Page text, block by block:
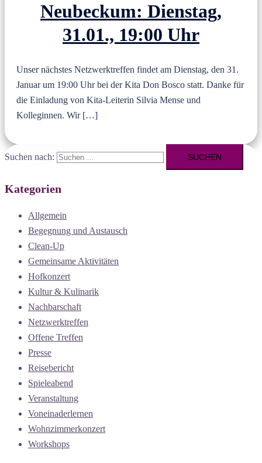
Neubeckum: Dienstag,
31.01., 19:00 Uhr
Unser nächstes Netzwerktreffen findet am Dienstag, den 31.
Januar um 19:00 Uhr bei der Kita Don Bosco statt. Danke für
die Einladung von Kita-Leiterin Silvia Mense und
Kolleginnen. Wir […]
Suchen nach:
Kategorien
Allgemein
Begegnung und Austausch
Clean-Up
Gemeinsame Aktivitäten
Hofkonzert
Kultur & Kulinarik
Nachbarschaft
Netzwerktreffen
Offene Treffen
Presse
Reisebericht
Spieleabend
Veranstaltung
Voneinaderlernen
Wohnzimmerkonzert
Workshops